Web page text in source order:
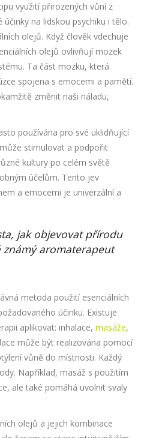
využití přirozených vůní z
na lidskou psychiku i tělo.
olejů. Když člověk vdechuje
olejů ovlivňují mozek
Ta část mozku, která
spojena s emocemi a pamětí.
změnit naši náladu,
používána pro své uklidňující
stimulovat a podpořit
kultury po celém světě
účelům. Tento jev
a emocemi je univerzální a
jak objevovat přírodu
známý aromaterapeut
metoda použití esenciálních
účinku. Existuje
aplikovat: inhalace, masáže,
může být realizována pomocí
vůně do místnosti. Každý
Například, masáž s použitím
ale také pomáhá uvolnit svaly
olejů a jejich kombinace